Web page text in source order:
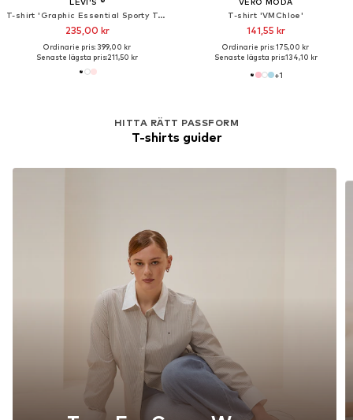
T-shirt 'Graphic Essential Sporty Tee'
235,00 kr
Ordinarie pris: 399,00 kr
Senaste lägsta pris:211,50 kr
T-shirt 'VMChloe'
141,55 kr
Ordinarie pris: 175,00 kr
Senaste lägsta pris:134,10 kr
+1
HITTA RÄTT PASSFORM
T-shirts guider